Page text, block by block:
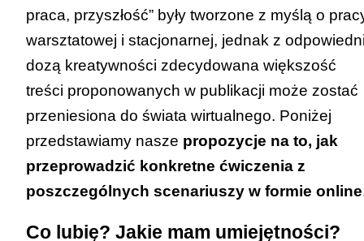
praca, przyszłość” były tworzone z myślą o
warsztatowej i stacjonarnej, jednak z
dozą kreatywności zdecydowana większość
treści proponowanych w publikacji może zostać
przeniesiona do świata wirtualnego. Poniżej
przedstawiamy nasze propozycje na to, jak
przeprowadzić konkretne ćwiczenia z
poszczególnych scenariuszy w formie online
Co lubię? Jakie mam umiejętności?